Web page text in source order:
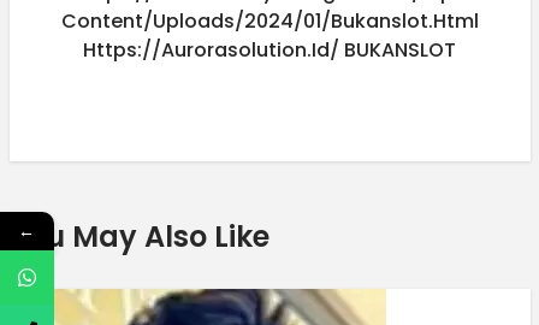
Content/uploads/2024/01/bukanslot.html
Https://aurorasolution.id/ BUKANSLOT
You May Also Like
←